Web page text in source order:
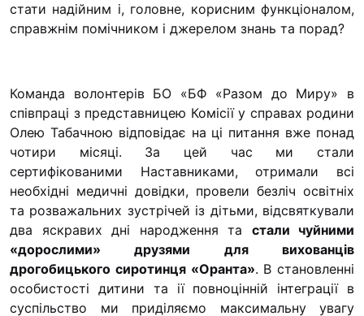
стати надійним і, головне, корисним функціоналом,
справжнім помічником і джерелом знань та порад?
Команда волонтерів БО «БФ «Разом до Миру» в
співпраці з представницею Комісії у справах родини
Олею Табачною відповідає на ці питання вже понад
чотири місяці. За цей час ми стали
сертифікованими Наставниками, отримали всі
необхідні медичні довідки, провели безліч освітніх
та розважальних зустрічей із дітьми, відсвяткували
два яскравих дні народження та стали чуйними
«дорослими» друзями для вихованців
дрогобицького сиротинця «Оранта». В становленні
особистості дитини та ії повноцінній інтеграції в
суспільство ми приділяємо максимальну увагу